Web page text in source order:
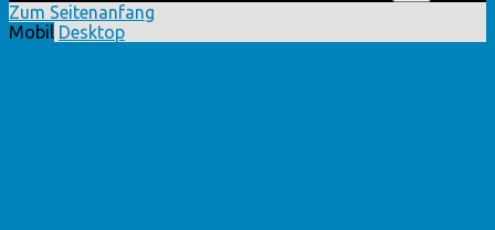
Zum Seitenanfang
Mobil Desktop